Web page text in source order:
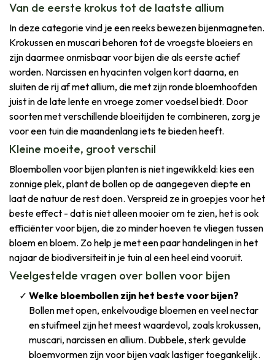
Van de eerste krokus tot de laatste allium
In deze categorie vind je een reeks bewezen bijenmagneten.
Krokussen en muscari behoren tot de vroegste bloeiers en
zijn daarmee onmisbaar voor bijen die als eerste actief
worden. Narcissen en hyacinten volgen kort daarna, en
sluiten de rij af met allium, die met zijn ronde bloemhoofden
juist in de late lente en vroege zomer voedsel biedt. Door
soorten met verschillende bloeitijden te combineren, zorg je
voor een tuin die maandenlang iets te bieden heeft.
Kleine moeite, groot verschil
Bloembollen voor bijen planten is niet ingewikkeld: kies een
zonnige plek, plant de bollen op de aangegeven diepte en
laat de natuur de rest doen. Verspreid ze in groepjes voor het
beste effect - dat is niet alleen mooier om te zien, het is ook
efficiënter voor bijen, die zo minder hoeven te vliegen tussen
bloem en bloem. Zo help je met een paar handelingen in het
najaar de biodiversiteit in je tuin al een heel eind vooruit.
Veelgestelde vragen over bollen voor bijen
Welke bloembollen zijn het beste voor bijen?
Bollen met open, enkelvoudige bloemen en veel nectar
en stuifmeel zijn het meest waardevol, zoals krokussen,
muscari, narcissen en allium. Dubbele, sterk gevulde
bloemvormen zijn voor bijen vaak lastiger toegankelijk.